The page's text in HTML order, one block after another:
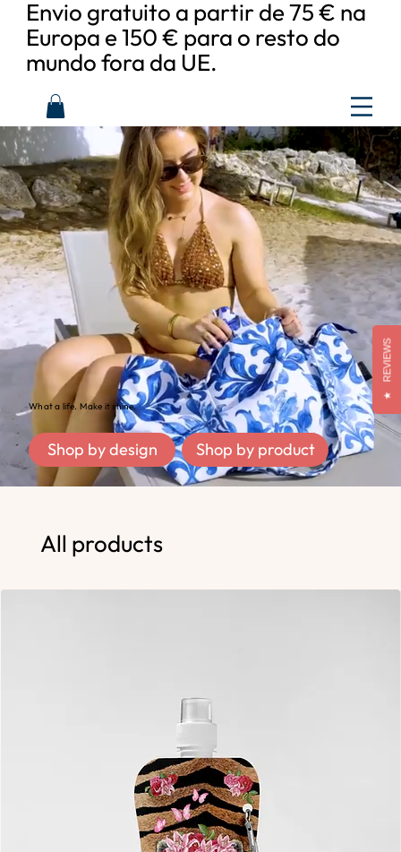
Envio gratuito a partir de 75 € na
Europa e 150 € para o resto do
mundo fora da UE.
What a life. Make it shine.
Shop by design Shop by product
All products
★
REVIEWS